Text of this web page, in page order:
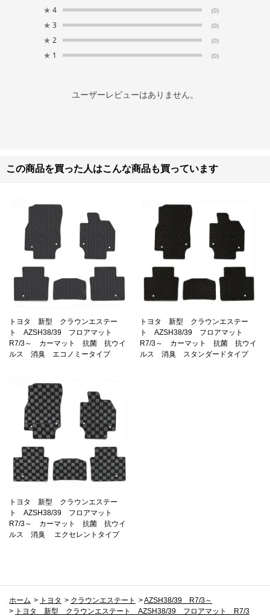
★ 4 (0)
★ 3 (0)
★ 2 (0)
★ 1 (0)
ユーザーレビューはありません。
この商品を買った人はこんな商品も買っています
トヨタ 新型 クラウンエステー
ト AZSH38/39 フロアマット
R7/3～ カーマット 抗菌 抗ウイ
ルス 消臭 エコノミータイプ
トヨタ 新型 クラウンエステー
ト AZSH38/39 フロアマット
R7/3～ カーマット 抗菌 抗ウイ
ルス 消臭 スタンダードタイプ
トヨタ 新型 クラウンエステー
ト AZSH38/39 フロアマット
R7/3～ カーマット 抗菌 抗ウイ
ルス 消臭 エクセレントタイプ
ホーム > トヨタ > クラウンエステート >AZSH38/39 R7/3～
> トヨタ 新型 クラウンエステート AZSH38/39 フロアマット R7/3